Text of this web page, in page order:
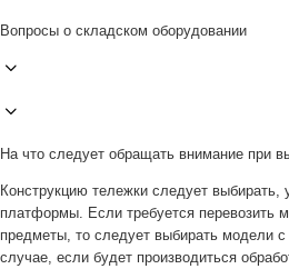
Вопросы о складском оборудовании
На что следует обращать внимание при
Конструкцию тележки следует выбирать,
платформы. Если требуется перевозить
предметы, то следует выбирать модели
случае, если будет производиться